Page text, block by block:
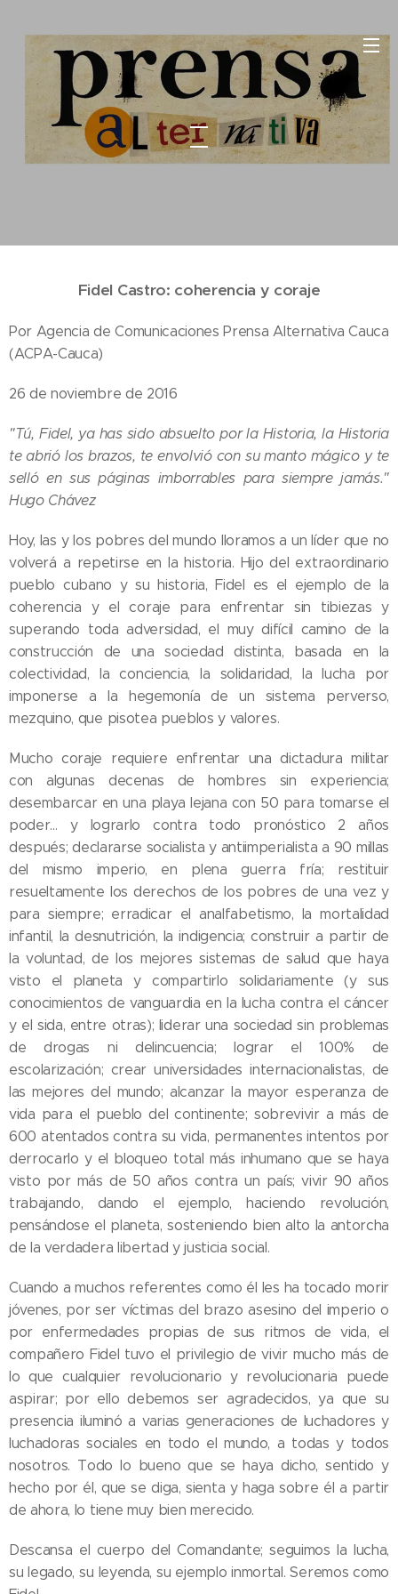
Fidel Castro: coherencia y coraje
Por Agencia de Comunicaciones Prensa Alternativa Cauca
(ACPA-Cauca)
26 de noviembre de 2016
"Tú, Fidel, ya has sido absuelto por la Historia, la Historia
te abrió los brazos, te envolvió con su manto mágico y te
selló en sus páginas imborrables para siempre jamás."
Hugo Chávez
Hoy, las y los pobres del mundo lloramos a un líder que no
volverá a repetirse en la historia. Hijo del extraordinario
pueblo cubano y su historia, Fidel es el ejemplo de la
coherencia y el coraje para enfrentar sin tibiezas y
superando toda adversidad, el muy difícil camino de la
construcción de una sociedad distinta, basada en la
colectividad, la conciencia, la solidaridad, la lucha por
imponerse a la hegemonía de un sistema perverso,
mezquino, que pisotea pueblos y valores.
Mucho coraje requiere enfrentar una dictadura militar
con algunas decenas de hombres sin experiencia;
desembarcar en una playa lejana con 50 para tomarse el
poder... y lograrlo contra todo pronóstico 2 años
después; declararse socialista y antiimperialista a 90 millas
del mismo imperio, en plena guerra fría; restituir
resueltamente los derechos de los pobres de una vez y
para siempre; erradicar el analfabetismo, la mortalidad
infantil, la desnutrición, la indigencia; construir a partir de
la voluntad, de los mejores sistemas de salud que haya
visto el planeta y compartirlo solidariamente (y sus
conocimientos de vanguardia en la lucha contra el cáncer
y el sida, entre otras); liderar una sociedad sin problemas
de drogas ni delincuencia; lograr el 100% de
escolarización; crear universidades internacionalistas, de
las mejores del mundo; alcanzar la mayor esperanza de
vida para el pueblo del continente; sobrevivir a más de
600 atentados contra su vida, permanentes intentos por
derrocarlo y el bloqueo total más inhumano que se haya
visto por más de 50 años contra un país; vivir 90 años
trabajando, dando el ejemplo, haciendo revolución,
pensándose el planeta, sosteniendo bien alto la antorcha
de la verdadera libertad y justicia social.
Cuando a muchos referentes como él les ha tocado morir
jóvenes, por ser víctimas del brazo asesino del imperio o
por enfermedades propias de sus ritmos de vida, el
compañero Fidel tuvo el privilegio de vivir mucho más de
lo que cualquier revolucionario y revolucionaria puede
aspirar; por ello debemos ser agradecidos, ya que su
presencia iluminó a varias generaciones de luchadores y
luchadoras sociales en todo el mundo, a todas y todos
nosotros. Todo lo bueno que se haya dicho, sentido y
hecho por él, que se diga, sienta y haga sobre él a partir
de ahora, lo tiene muy bien merecido.
Descansa el cuerpo del Comandante; seguimos la lucha,
su legado, su leyenda, su ejemplo inmortal. Seremos como